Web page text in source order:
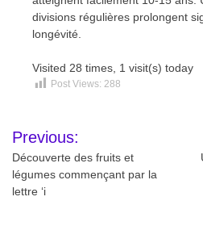
divisions régulières prolongent
longévité.
Visited 28 times, 1 visit(s) today
Post Views: 288
Navigation
de
l’article
Previous:
Découverte des fruits et
légumes commençant par la
lettre ‘i